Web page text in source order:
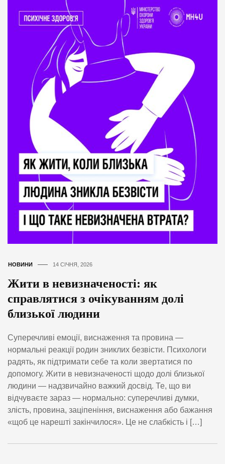
НОВИНИ 14 СІЧНЯ, 2026
Жити в невизначеності: як
справлятися з очікуванням долі
близької людини
Суперечливі емоції, виснаження та провина —
нормальні реакції родин зниклих безвісти. Психологи
радять, як підтримати себе та коли звертатися по
допомогу. Жити в невизначеності щодо долі близької
людини — надзвичайно важкий досвід. Те, що ви
відчуваєте зараз — нормально: суперечливі думки,
злість, провина, заціпеніння, виснаження або бажання
«щоб це нарешті закінчилося». Це не слабкість і […]